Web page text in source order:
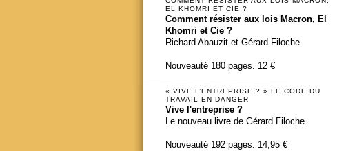
EL KHOMRI ET CIE ?
Comment résister aux lois Macron, El
Khomri et Cie ?
Richard Abauzit et Gérard Filoche
Nouveauté 180 pages. 12 €
« VIVE L’ENTREPRISE ? » LE CODE DU
TRAVAIL EN DANGER
Vive l'entreprise ?
Le nouveau livre de Gérard Filoche
Nouveauté 192 pages. 14,95 €